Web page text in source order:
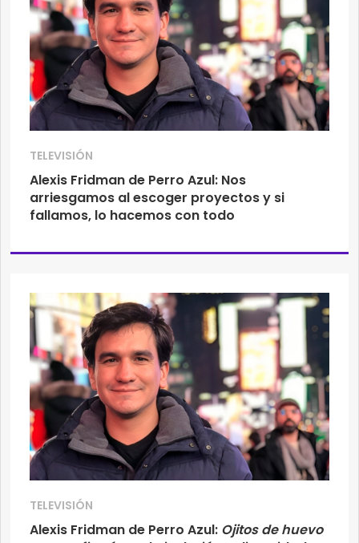
TELEVISIÓN
Alexis Fridman de Perro Azul: Nos
arriesgamos al escoger proyectos y si
fallamos, lo hacemos con todo
TELEVISIÓN
Alexis Fridman de Perro Azul: Ojitos de huevo